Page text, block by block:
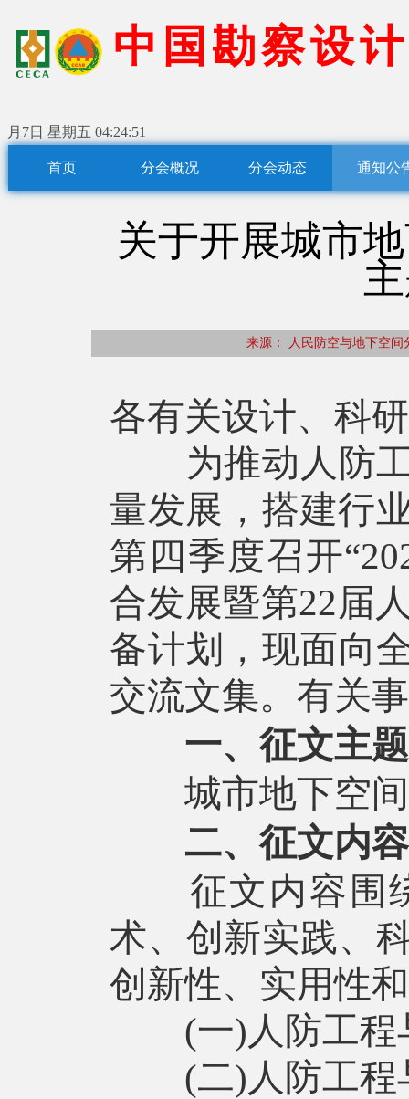
中 国 勘察设计
月7日 星期五 04:24:52
首页 分会概况 分会动态 通知公
关于开展城市
来源： 人民防空与
各有关设计、科
为推动人防工
量发展，搭建行
第四季度召开
合发展暨第22届
备计划，现面向
交流文集。有关
一、征文主题
城市地下空间
二、征文内容
征文内容围绕
术、创新实践、
创新性、实用性
(一)人防工程
(二)人防工程